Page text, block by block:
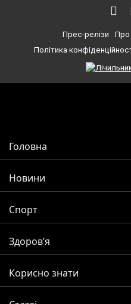
Прес-релізи Про
Політика
Головна
Новини
Спорт
Здоров’я
Корисно знати